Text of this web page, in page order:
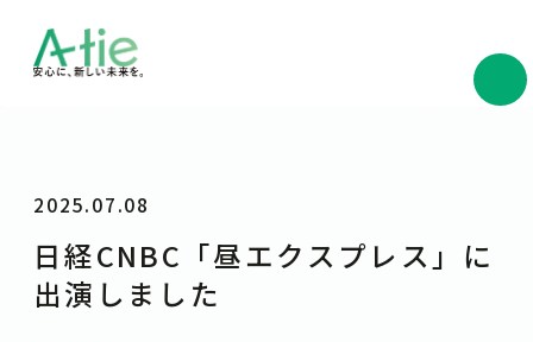
2025.07.08
日経CNBC「昼エクスプレス」に
出演しました